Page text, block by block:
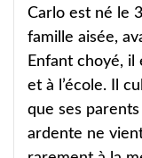
Carlo est né le
famille aisée,
Enfant choyé, il
et à l’école. Il
que ses
ardente ne